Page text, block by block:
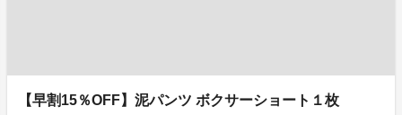
【早割15％OFF】泥パンツ ボクサーショート１枚